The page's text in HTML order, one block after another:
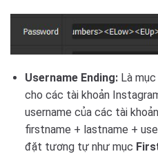
Username Ending:Là mục
cho các tài khoản
username của các tài
firstname + lastname +
đặt tương tự như mục